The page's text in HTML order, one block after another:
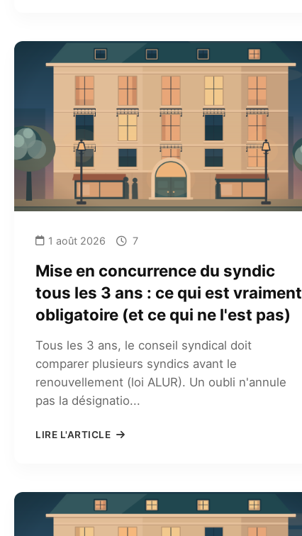
1 août 2026 7
Mise en concurrence du syndic
tous les 3 ans : ce qui est vraiment
obligatoire (et ce qui ne l'est pas)
Tous les 3 ans, le conseil syndical doit
comparer plusieurs syndics avant le
renouvellement (loi ALUR). Un oubli n'annule
pas la désignatio...
LIRE L'ARTICLE